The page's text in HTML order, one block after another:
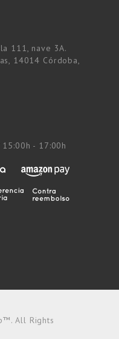
111, nave 3A.
14014 Córdoba,
- 17:00h
All Rights